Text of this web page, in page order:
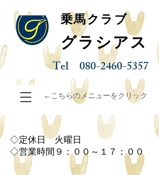
乗馬クラブ
グラシアス
Tel 080-2460-5357
◇定休日 火曜日
◇営業時間９：００～１７：００
←こちらのメニューをクリック